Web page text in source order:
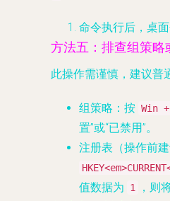
命令执行后，桌
方法五：排查组策略
此操作需谨慎，建议普
组策略 ：按 Win
置”或“已禁用”。
注册表 （操作前
值数据为
1 ，则